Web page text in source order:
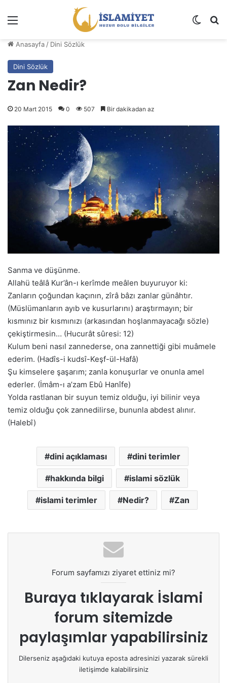
Dış
Anasayfa / Dini Sözlük
Dini Sözlük
Zan Nedir?
20 Mart 2015 0 507 Bir dakikadan az
Sanma ve düşünme.
Allahü teâlâ Kur’ân-ı kerîmde meâlen buyuruyor ki:
Zanların çoğundan kaçının, zîrâ bâzı zanlar günâhtır.
(Müslümanların ayıb ve kusurlarını) araştırmayın; bir
kısmınız bir kısmınızı (arkasından hoşlanmayacağı sözle)
çekiştirmesin… (Hucurât sûresi: 12)
Kulum beni nasıl zannederse, ona zannettiği gibi muâmele
ederim. (Hadîs-i kudsî-Keşf-ül-Hafâ)
Şu kimselere şaşarım; zanla konuşurlar ve onunla amel
ederler. (İmâm-ı a’zam Ebû Hanîfe)
Yolda rastlanan bir suyun temiz olduğu, iyi bilinir veya
temiz olduğu çok zannedilirse, bununla abdest alınır.
(Halebî)
dini açıklaması dini terimler
hakkında bilgi islami sözlük
islami terimler Nedir? Zan
Forum sayfamızı ziyaret ettiniz mi?
Buraya tıklayarak İslami
forum sitemizde
paylaşımlar yapabilirsiniz
Dilerseniz aşağıdaki kutuya eposta adresinizi yazarak sürekli
iletişimde kalabilirsiniz